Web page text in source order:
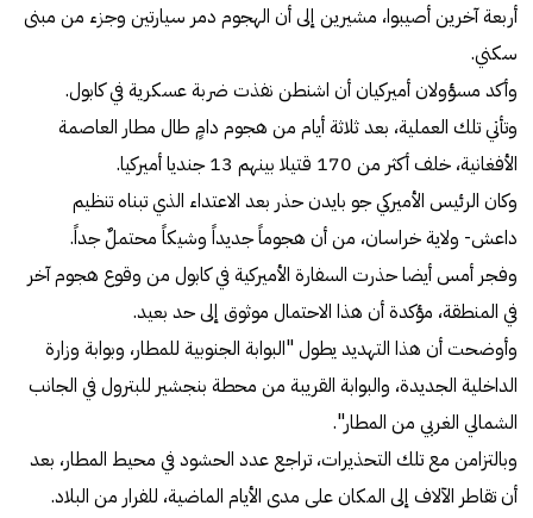
أربعة آخرين أصيبوا، مشيرين إلى أن الهجوم دمر سيارتين وجزء من مبنى
سكني.
وأكد مسؤولان أميركيان أن اشنطن نفذت ضربة عسكرية في كابول.
وتأتي تلك العملية، بعد ثلاثة أيام من هجوم دامٍ طال مطار العاصمة
الأفغانية، خلف أكثر من 170 قتيلا بينهم 13 جنديا أميركيا.
وكان الرئيس الأميركي جو بايدن حذر بعد الاعتداء الذي تبناه تنظيم
داعش- ولاية خراسان، من أن هجوماً جديداً وشيكاً محتملٌ جداً.
وفجر أمس أيضا حذرت السفارة الأميركية في كابول من وقوع هجوم آخر
في المنطقة، مؤكدة أن هذا الاحتمال موثوق إلى حد بعيد.
وأوضحت أن هذا التهديد يطول "البوابة الجنوبية للمطار، وبوابة وزارة
الداخلية الجديدة، والبوابة القريبة من محطة بنجشير للبترول في الجانب
الشمالي الغربي من المطار".
وبالتزامن مع تلك التحذيرات، تراجع عدد الحشود في محيط المطار، بعد
أن تقاطر الآلاف إلى المكان على مدى الأيام الماضية، للفرار من البلاد.